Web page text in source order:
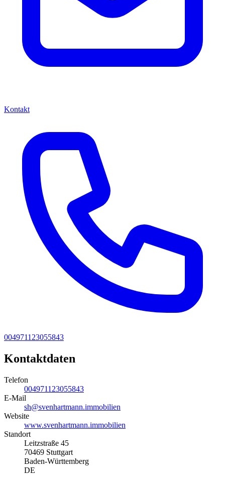
Kontakt
004971123055843
Kontaktdaten
Telefon
004971123055843
E-Mail
sh@svenhartmann.immobilien
Website
www.svenhartmann.immobilien
Standort
Leitzstraße 45
70469 Stuttgart
Baden-Württemberg
DE